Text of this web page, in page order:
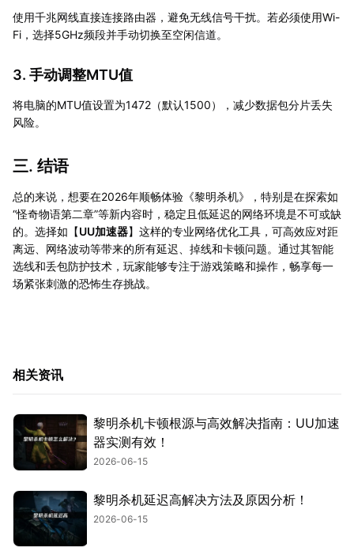
使用千兆网线直接连接路由器，避免无线信号干扰。若必须使用Wi-
Fi，选择5GHz频段并手动切换至空闲信道。
3. 手动调整MTU值
将电脑的MTU值设置为1472（默认1500），减少数据包分片丢失
风险。
三. 结语
总的来说，想要在2026年顺畅体验《黎明杀机》，特别是在探索如
“怪奇物语第二章”等新内容时，稳定且低延迟的网络环境是不可或缺
的。选择如【UU加速器】这样的专业网络优化工具，可高效应对距
离远、网络波动等带来的所有延迟、掉线和卡顿问题。通过其智能
选线和丢包防护技术，玩家能够专注于游戏策略和操作，畅享每一
场紧张刺激的恐怖生存挑战。
相关资讯
黎明杀机卡顿根源与高效解决指南：UU加速
器实测有效！
2026-06-15
黎明杀机延迟高解决方法及原因分析！
2026-06-15